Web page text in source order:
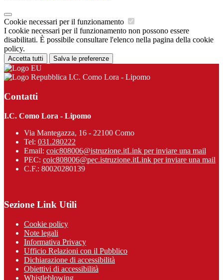
Cookie necessari per il funzionamento
I cookie necessari per il funzionamento non possono essere
disabilitati. È possibile consultare l'elenco nella pagina della cookie
policy.
Accetta tutti Salva le preferenze
I.C. Como Lora - Lipomo
Contatti
I.C. Como Lora - Lipomo
Via Mantegazza, 16 - 22100 Como
Tel: 031.280222
Email: coic808006@istruzione.itLink per inviare una mail
PEC: coic808006@pec.istruzione.itLink per inviare una mail
C.F.: 80020280139
Sezione Link Utili
Cookie policy
Note legali
Informativa Privacy
Ufficio Relazioni con il Pubblico
Dichiarazione di accessibilità
Obiettivi di accessibilità
Whistleblowing